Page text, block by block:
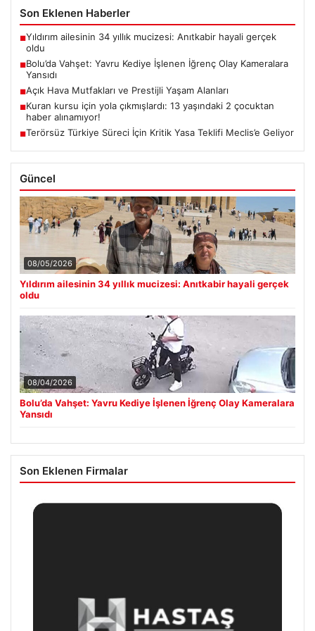
Son Eklenen Haberler
■Yıldırım ailesinin 34 yıllık mucizesi: Anıtkabir hayali gerçek
oldu
■Bolu’da Vahşet: Yavru Kediye İşlenen İğrenç Olay Kameralara
Yansıdı
■Açık Hava Mutfakları ve Prestijli Yaşam Alanları
■Kuran kursu için yola çıkmışlardı: 13 yaşındaki 2 çocuktan
haber alınamıyor!
■Terörsüz Türkiye Süreci İçin Kritik Yasa Teklifi Meclis’e Geliyor
Güncel
08/05/2026
Yıldırım ailesinin 34 yıllık mucizesi: Anıtkabir hayali gerçek
oldu
08/04/2026
Bolu’da Vahşet: Yavru Kediye İşlenen İğrenç Olay Kameralara
Yansıdı
Son Eklenen Firmalar